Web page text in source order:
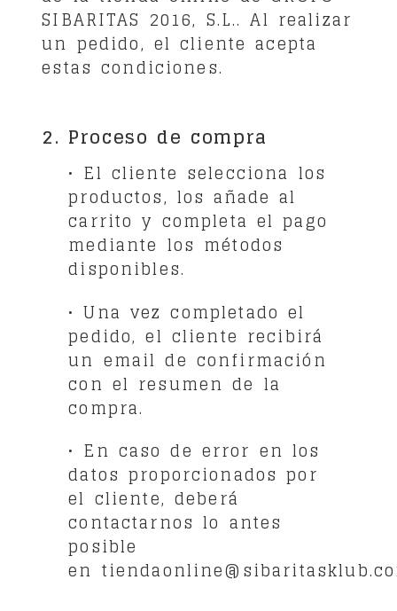
SIBARITAS 2016, S.L.. Al realizar
un pedido, el cliente acepta
estas condiciones.
2. Proceso de compra
• El cliente selecciona los
productos, los añade al
carrito y completa el pago
mediante los métodos
disponibles.
• Una vez completado el
pedido, el cliente recibirá
un email de confirmación
con el resumen de la
compra.
• En caso de error en los
datos proporcionados por
el cliente, deberá
contactarnos lo antes
posible
en